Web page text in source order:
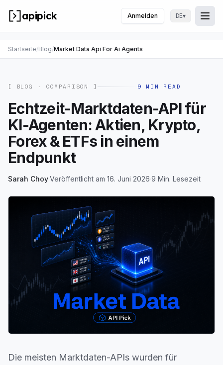
apipick Anmelden DE▾
Startseite/Blog/Market Data Api For Ai Agents
[ BLOG ·COMPARISON ] 9 MIN READ
Echtzeit-Marktdaten-API für
KI-Agenten: Aktien, Krypto,
Forex & ETFs in einem
Endpunkt
Sarah Choy·Veröffentlicht am 16. Juni 2026·9 Min. Lesezeit
Die meisten Marktdaten-APIs wurden für